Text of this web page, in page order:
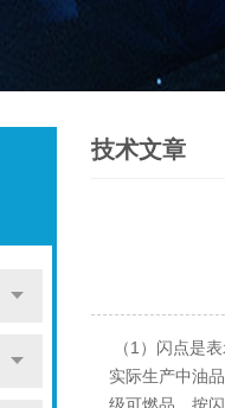
技术文章
（1）闪点是
实际生产中油